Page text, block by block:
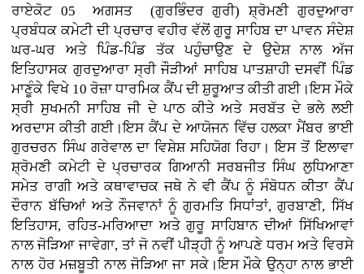
ਰਾਏਕੋਟ 05 ਅਗਸਤ (ਗੁਰਭਿੰਦਰ ਗੁਰੀ)ਸ਼੍ਰੋਮਣੀ ਗੁਰਦੁਆਰਾ
ਪ੍ਰਬੰਧਕ ਕਮੇਟੀ ਦੀ ਪ੍ਰਚਾਰ ਵਹੀਰ ਵੱਲੋਂ ਗੁਰੂ ਸਾਹਿਬ ਦਾ ਪਾਵਨ ਸੰਦੇਸ਼
ਘਰ-ਘਰ ਅਤੇ ਪਿੰਡ-ਪਿੰਡ ਤੱਕ ਪਹੁੰਚਾਉਣ ਦੇ ਉਦੇਸ਼ ਨਾਲ ਅੱਜ
ਇਤਿਹਾਸਕ ਗੁਰਦੁਆਰਾ ਸ੍ਰੀ ਜੌੜੀਆਂ ਸਾਹਿਬ ਪਾਤਸ਼ਾਹੀ ਦਸਵੀਂ ਪਿੰਡ
ਮਾਣੂੰਕੇ ਵਿਖੇ 10 ਰੋਜ਼ਾ ਧਾਰਮਿਕ ਕੈਂਪ ਦੀ ਸ਼ੁਰੂਆਤ ਕੀਤੀ ਗਈ।ਇਸ ਮੌਕੇ
ਸ੍ਰੀ ਸੁਖਮਨੀ ਸਾਹਿਬ ਜੀ ਦੇ ਪਾਠ ਕੀਤੇ ਅਤੇ ਸਰਬੱਤ ਦੇ ਭਲੇ ਲਈ
ਅਰਦਾਸ ਕੀਤੀ ਗਈ।ਇਸ ਕੈਂਪ ਦੇ ਆਯੋਜਨ ਵਿੱਚ ਹਲਕਾ ਮੈਂਬਰ ਭਾਈ
ਗੁਰਚਰਨ ਸਿੰਘ ਗਰੇਵਾਲ ਦਾ ਵਿਸ਼ੇਸ਼ ਸਹਿਯੋਗ ਰਿਹਾ। ਇਸ ਤੋਂ ਇਲਾਵਾ
ਸ਼੍ਰੋਮਣੀ ਕਮੇਟੀ ਦੇ ਪ੍ਰਚਾਰਕ ਗਿਆਨੀ ਸਰਬਜੀਤ ਸਿੰਘ ਲੁਧਿਆਣਾ
ਸਮੇਤ ਰਾਗੀ ਅਤੇ ਕਥਾਵਾਚਕ ਜਥੇ ਨੇ ਵੀ ਕੈਂਪ ਨੂੰ ਸੰਬੋਧਨ ਕੀਤਾ ਕੈਂਪ
ਦੌਰਾਨ ਬੱਚਿਆਂ ਅਤੇ ਨੌਜਵਾਨਾਂ ਨੂੰ ਗੁਰਮਤਿ ਸਿਧਾਂਤਾਂ, ਗੁਰਬਾਣੀ, ਸਿੱਖ
ਇਤਿਹਾਸ, ਰਹਿਤ-ਮਰਿਆਦਾ ਅਤੇ ਗੁਰੂ ਸਾਹਿਬਾਨ ਦੀਆਂ ਸਿੱਖਿਆਵਾਂ
ਨਾਲ ਜੋੜਿਆ ਜਾਵੇਗਾ, ਤਾਂ ਜੋ ਨਵੀਂ ਪੀੜ੍ਹੀ ਨੂੰ ਆਪਣੇ ਧਰਮ ਅਤੇ ਵਿਰਸੇ
ਨਾਲ ਹੋਰ ਮਜ਼ਬੂਤੀ ਨਾਲ ਜੋੜਿਆ ਜਾ ਸਕੇ।ਇਸ ਮੌਕੇ ਉਨ੍ਹਾ ਨਾਲ ਭਾਈ